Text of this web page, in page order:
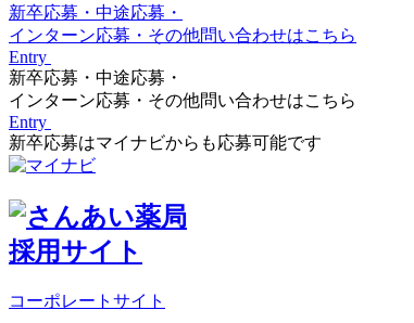
新卒応募・中途応募・
インターン応募・その他問い合わせはこちら
Entry
新卒応募・中途応募・
インターン応募・その他問い合わせはこちら
Entry
新卒応募はマイナビからも応募可能です
採用サイト
コーポレートサイト